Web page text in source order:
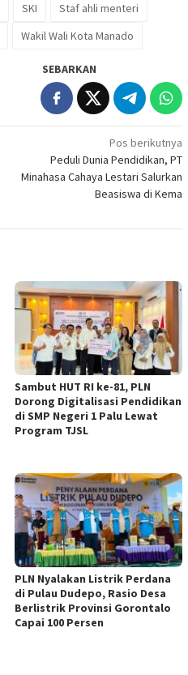
SKI
Staf ahli menteri
Wakil Wali Kota Manado
SEBARKAN
Pos berikutnya
Peduli Dunia Pendidikan, PT
Minahasa Cahaya Lestari Salurkan
Beasiswa di Kema
Sambut HUT RI ke-81, PLN
Dorong Digitalisasi Pendidikan
di SMP Negeri 1 Palu Lewat
Program TJSL
PLN Nyalakan Listrik Perdana
di Pulau Dudepo, Rasio Desa
Berlistrik Provinsi Gorontalo
Capai 100 Persen